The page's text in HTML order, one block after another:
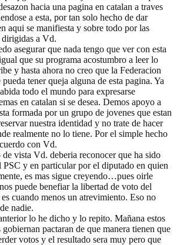
hacia una pagina en catalan a traves
a esta, por tan solo hecho de dar
aqui se manifiesta y sobre todo por las
a Vd.
asegurar que nada tengo que ver con esta
que su programa acostumbro a leer lo
y hasta ahora no creo que la Federacion
tener queja alguna de esta pagina. Ya
todo el mundo para expresarse
en catalan si se desea. Demos apoyo a
formada por un grupo de jovenes que estan
nuestra identidad y no trate de hacer
realmente no lo tiene. Por el simple hecho
con Vd.
vista Vd. deberia reconocer que ha sido
PSC y en particular por el diputado en quien
es mas sigue creyendo…pues oirle
puede benefiar la libertad de voto del
cuando menos un atrevimiento. Eso no
nadie.
lo he dicho y lo repito. Mañana estos
gobiernan pactaran de que manera tienen que
votos y el resultado sera muy pero que